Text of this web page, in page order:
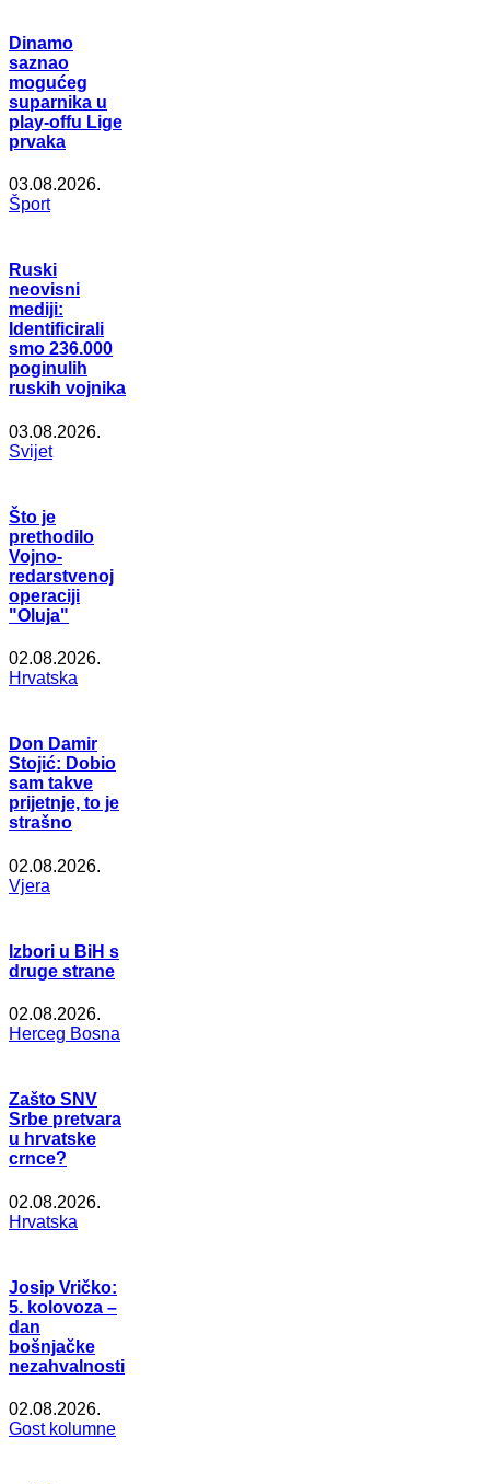
Dinamo
saznao
mogućeg
suparnika u
play-offu Lige
prvaka
03.08.2026.
Šport
Ruski
neovisni
mediji:
Identificirali
smo 236.000
poginulih
ruskih vojnika
03.08.2026.
Svijet
Što je
prethodilo
Vojno-
redarstvenoj
operaciji
"Oluja"
02.08.2026.
Hrvatska
Don Damir
Stojić: Dobio
sam takve
prijetnje, to je
strašno
02.08.2026.
Vjera
Izbori u BiH s
druge strane
02.08.2026.
Herceg Bosna
Zašto SNV
Srbe pretvara
u hrvatske
crnce?
02.08.2026.
Hrvatska
Josip Vričko:
5. kolovoza –
dan
bošnjačke
nezahvalnosti
02.08.2026.
Gost kolumne